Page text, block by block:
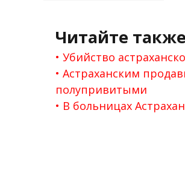
Читайте также
Убийство
Астраханским
полупривитыми
В больницах